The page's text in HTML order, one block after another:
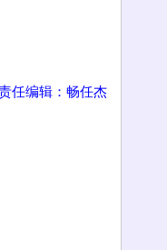
任编辑：畅任杰